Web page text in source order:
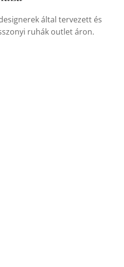
által tervezett és
ruhák outlet áron.